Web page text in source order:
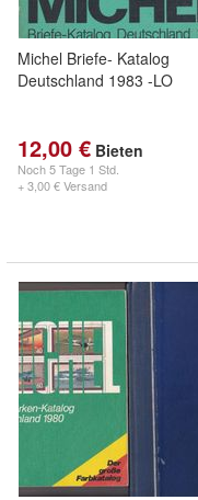
Michel Briefe- Katalog
Deutschland 1983 -LO
12,00 € Bieten
Noch5 Tage 1 Std.
+ 3,00 € Versand